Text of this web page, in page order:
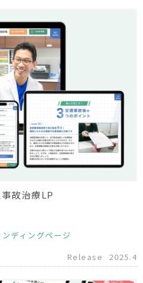
故治療LP
ンディングページ
Release
2025.4